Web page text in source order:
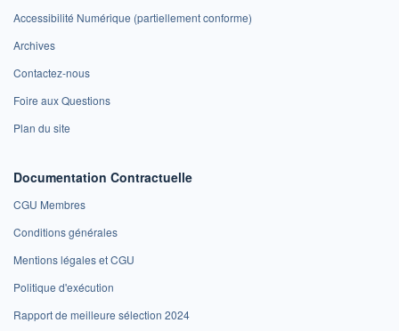
Accessibilité Numérique (partiellement conforme)
Archives
Contactez-nous
Foire aux Questions
Plan du site
Documentation Contractuelle
CGU Membres
Conditions générales
Mentions légales et CGU
Politique d'exécution
Rapport de meilleure sélection 2024